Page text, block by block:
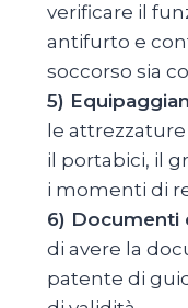
verificare il
antifurto e
soccorso sia
5)
le
il portabici, il
i momenti di
6) Documenti
di avere la
patente di